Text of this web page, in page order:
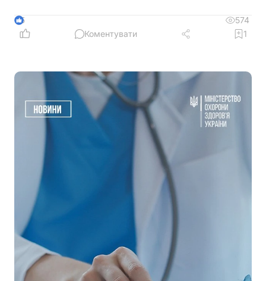
5
574
Коментувати
1